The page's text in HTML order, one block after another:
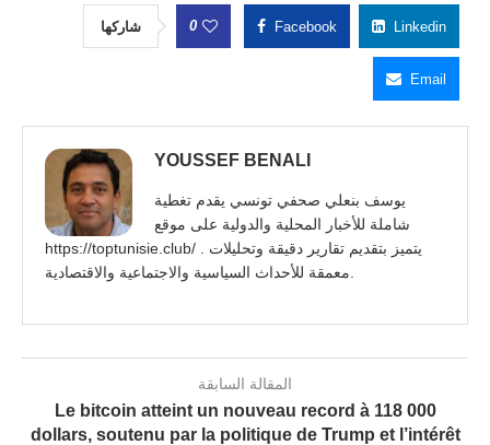
شاركها 0 Facebook Linkedin
Email
YOUSSEF BENALI
يوسف بنعلي صحفي تونسي يقدم تغطية
شاملة للأخبار المحلية والدولية على موقع
https://toptunisie.club/ . يتميز بتقديم تقارير دقيقة وتحليلات
المقالة السابقة
Le bitcoin atteint un nouveau record à 118 000
dollars, soutenu par la politique de Trump et l’intérêt